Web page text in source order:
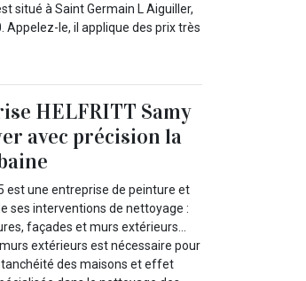
situé à Saint Germain L Aiguiller,
le, il applique des prix très
HELFRITT Samy
avec précision la
est une entreprise de peinture et
ses interventions de nettoyage :
façades et murs extérieurs...
extérieurs est nécessaire pour
des maisons et effet